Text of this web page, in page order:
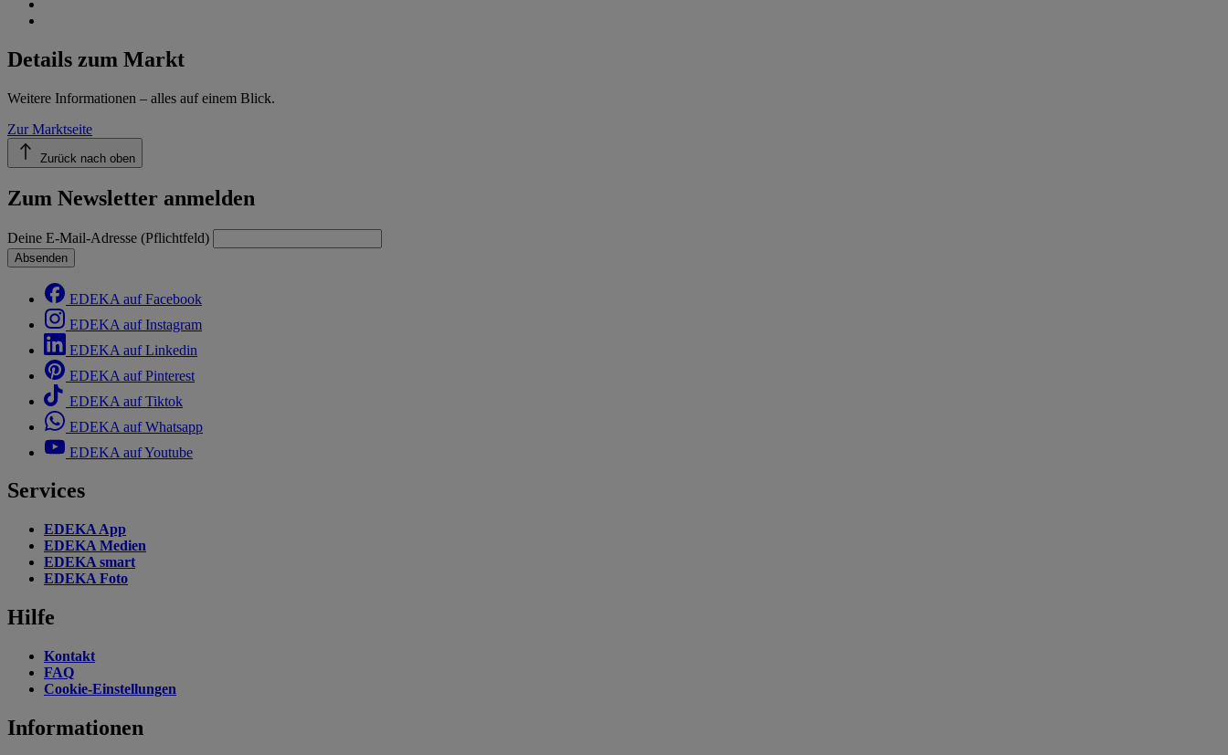
Details zum Markt
Weitere Informationen – alles auf einem Blick.
Zur Marktseite
Zurück nach oben
Zum Newsletter anmelden
Deine E-Mail-Adresse (Pflichtfeld)
Absenden
EDEKA auf Facebook
EDEKA auf Instagram
EDEKA auf Linkedin
EDEKA auf Pinterest
EDEKA auf Tiktok
EDEKA auf Whatsapp
EDEKA auf Youtube
Services
EDEKA App
EDEKA Medien
EDEKA smart
EDEKA Foto
Hilfe
Kontakt
FAQ
Cookie-Einstellungen
Informationen